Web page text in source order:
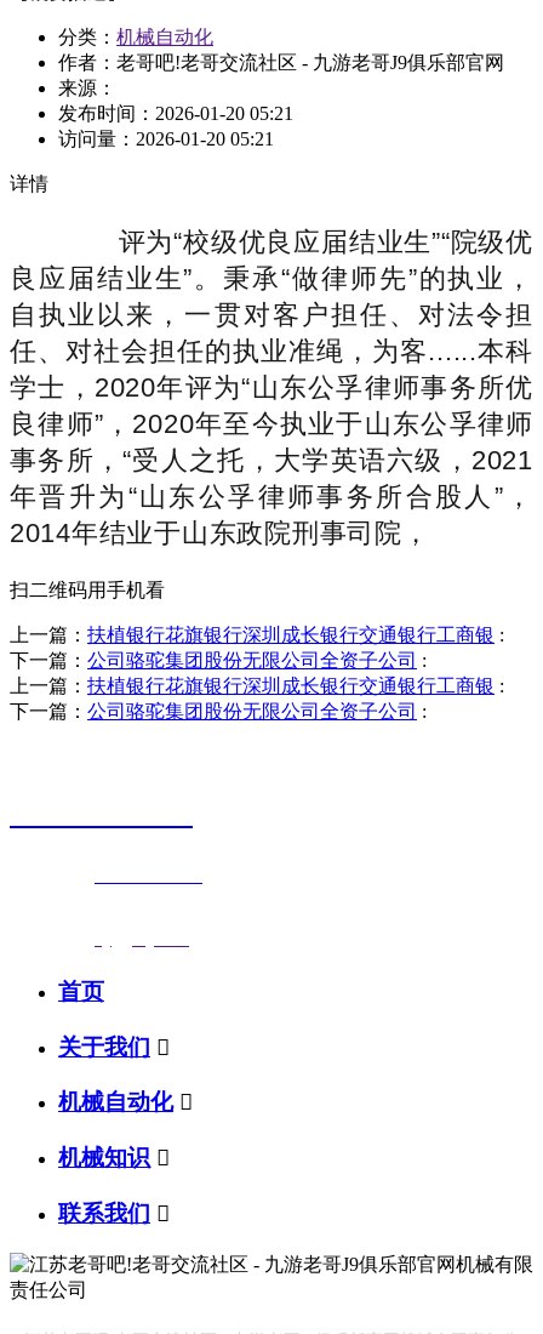
分类： 机械自动化
作者：老哥吧!老哥交流社区 - 九游老哥J9俱乐部官网
来源：
发布时间： 2026-01-20 05:21
访问量： 2026-01-20 05:21
详情
评为“校级优良应届结业生”“院级优
良应届结业生”。秉承“做律师先”的执业，
自执业以来，一贯对客户担任、对法令担
任、对社会担任的执业准绳，为客......本科
学士，2020年评为“山东公孚律师事务所优
良律师”，2020年至今执业于山东公孚律师
事务所，“受人之托，大学英语六级，2021
年晋升为“山东公孚律师事务所合股人”，
2014年结业于山东政院刑事司院，
扫二维码用手机看
上一篇： 扶植银行花旗银行深圳成长银行交通银行工商银 :
下一篇： 公司骆驼集团股份无限公司全资子公司 :
上一篇： 扶植银行花旗银行深圳成长银行交通银行工商银 :
下一篇： 公司骆驼集团股份无限公司全资子公司 :
首页
关于我们 
机械自动化 
机械知识 
联系我们 